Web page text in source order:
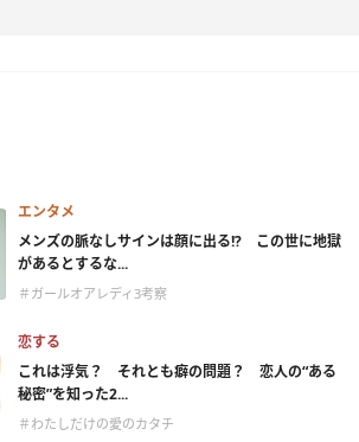
エンタメ
メンズの脈なしサインは顔に出る!? この世に地獄
があるとするな...
＃ガールオアレディ3考察
恋する
これは浮気？ それとも癖の問題？ 恋人の“ある
秘密”を知った2...
＃わたしだけの愛のカタチ